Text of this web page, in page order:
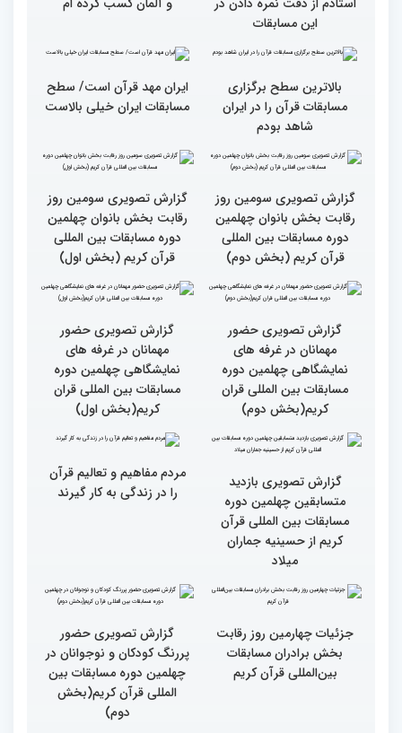
سطح مسابقات قرآنی در
کشور ایران بالاست/ تعریف
این مسابقات
ترتیل را در مسابقات اروپایی
بالاترین سطح برگزاری
مسابقات قرآن را در ایران
شاهد بودم
ایران مهد قرآن است/ سطح
مسابقات ایران خیلی بالاست
گزارش تصویری سومین روز
رقابت بخش بانوان چهلمین
دوره مسابقات بین المللی
قرآن کریم (بخش دوم)
گزارش تصویری سومین روز
رقابت بخش بانوان چهلمین
دوره مسابقات بین المللی
قرآن کریم (بخش اول)
گزارش تصویری حضور
مهمانان در غرفه های
نمایشگاهی چهلمین دوره
مسابقات بین المللی قران
کریم(بخش دوم)
گزارش تصویری حضور
مهمانان در غرفه های
نمایشگاهی چهلمین دوره
کریم(بخش اول)
گزارش تصویری بازدید
متسابقین چهلمین دوره
مسابقات بین المللی قرآن
کریم از حسینیه جماران
میلاد
گزارش تصویری حضور
پررنگ کودکان و نوجوانان در